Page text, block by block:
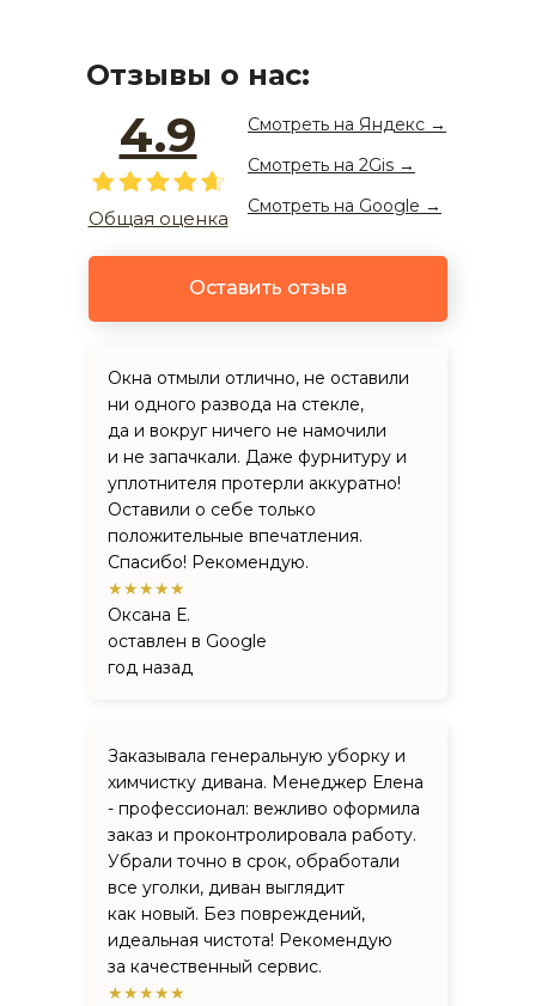
Оставить отзыв
4.9
Общая оценка
Смотреть на Яндекс →
Смотреть на 2Gis →
Смотреть на Google →
Отзывы о нас:
Заказывала генеральную уборку и
химчистку дивана. Менеджер Елена
- профессионал: вежливо оформила
заказ и проконтролировала работу.
Убрали точно в срок, обработали
все уголки, диван выглядит
как новый. Без повреждений,
идеальная чистота! Рекомендую
за качественный сервис.
★★★★★
Окна отмыли отлично, не оставили
ни одного развода на стекле,
да и вокруг ничего не намочили
и не запачкали. Даже фурнитуру и
уплотнителя протерли аккуратно!
Оставили о себе только
положительные впечатления.
Спасибо! Рекомендую.
★★★★★
Оксана Е.
оставлен в Google
год назад